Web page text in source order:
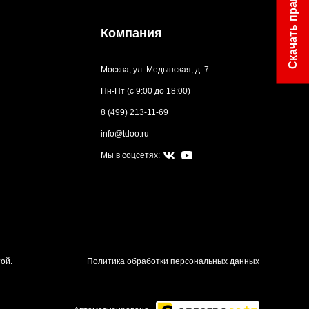
Компания
Москва, ул. Медынская, д. 7
Пн-Пт (с 9:00 до 18:00)
8 (499) 213-11-69
info@tdoo.ru
Мы в соцсетях:
Политика обработки персональных данных
Скачать прайс